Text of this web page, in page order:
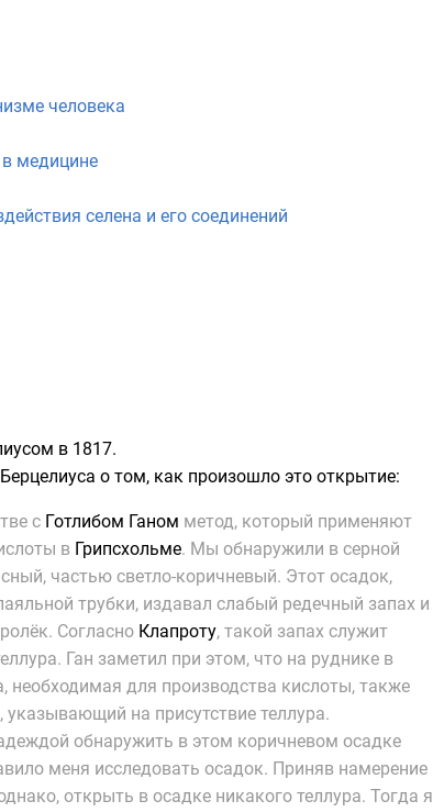
человека
медицине
селена и его соединений
в 1817.
о том, как произошло это открытие:
с Готлибом Ганом метод, который применяют
в Грипсхольме. Мы обнаружили в серной
частью светло-коричневый. Этот осадок,
трубки, издавал слабый редечный запах и
Согласно Клапроту, такой запах служит
Ган заметил при этом, что на руднике в
необходимая для производства кислоты, также
на присутствие теллура.
обнаружить в этом коричневом осадке
меня исследовать осадок. Приняв намерение
открыть в осадке никакого теллура. Тогда я